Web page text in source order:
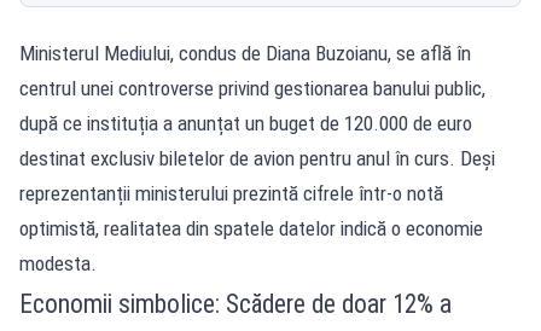
Ministerul Mediului, condus de Diana Buzoianu, se află în
centrul unei controverse privind gestionarea banului public,
după ce instituția a anunțat un buget de 120.000 de euro
destinat exclusiv biletelor de avion pentru anul în curs. Deși
reprezentanții ministerului prezintă cifrele într-o notă
optimistă, realitatea din spatele datelor indică o economie
modesta.
Economii simbolice: Scădere de doar 12% a